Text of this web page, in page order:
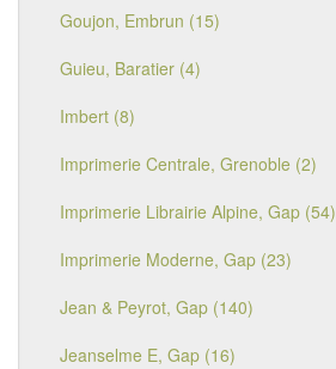
Goujon, Embrun (15)
Guieu, Baratier (4)
Imbert (8)
Imprimerie Centrale, Grenoble (2)
Imprimerie Librairie Alpine, Gap (54)
Imprimerie Moderne, Gap (23)
Jean & Peyrot, Gap (140)
Jeanselme E, Gap (16)